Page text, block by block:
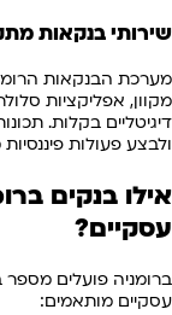
שירותי בנקאות
מערכת הבנקאות
מקוון, אפליקציות
דיגיטליים בקלות.
ולבצע פעולות
אילו בנקים
עסקיים?
ברומניה פועלים מספר
עסקיים מותאמים: